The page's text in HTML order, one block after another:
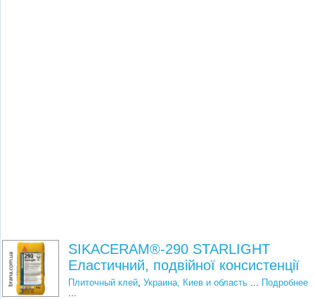
SIKACERAM®-290 STARLIGHT
Еластичний, подвійної консистенції
Плиточный клей,Украина, Киев и область ... Подробнее
...